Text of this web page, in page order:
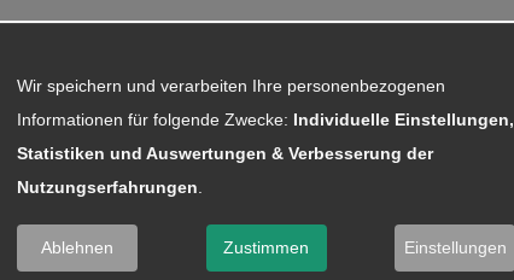
Wir speichern und verarbeiten Ihre personenbezogenen
Informationen für folgende Zwecke: Individuelle Einstellungen,
Statistiken und Auswertungen & Verbesserung der
Nutzungserfahrungen
Ablehnen Zustimmen Einstellungen